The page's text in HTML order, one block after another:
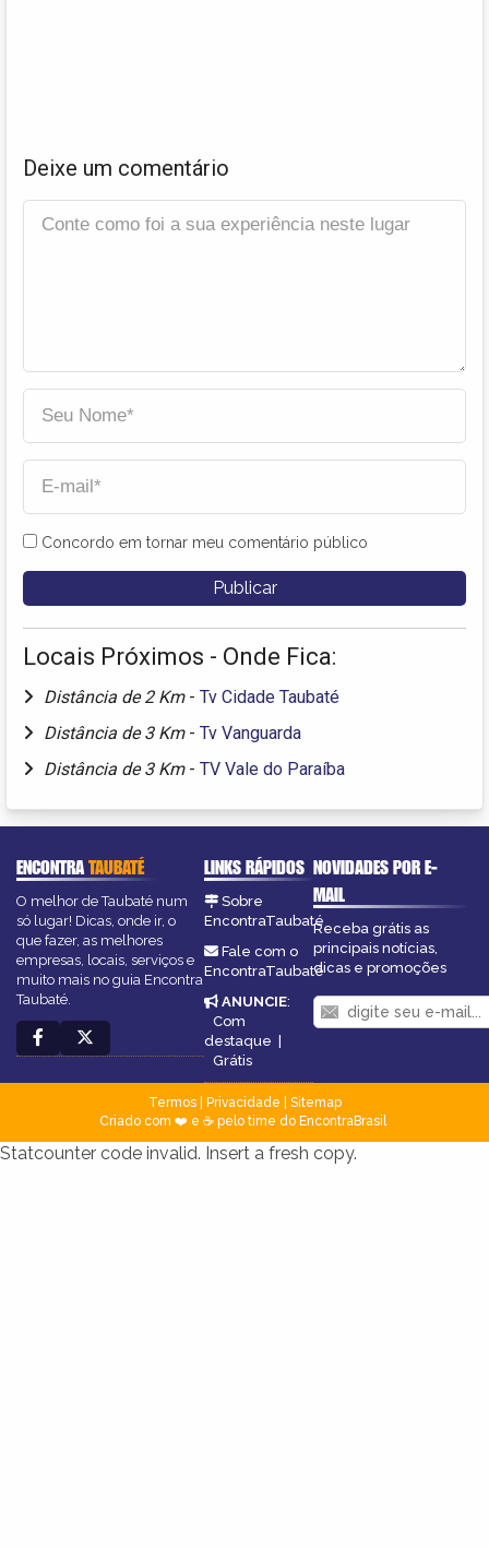
Deixe um comentário
Concordo em tornar meu comentário público
Locais Próximos - Onde Fica:
Distância de 2 Km - Tv Cidade Taubaté
Distância de 3 Km - Tv Vanguarda
Distância de 3 Km - TV Vale do Paraíba
ENCONTRATAUBATÉ
O melhor de Taubaté num
só lugar! Dicas, onde ir, o
que fazer, as melhores
empresas, locais, serviços e
muito mais no guia Encontra
Taubaté.
LINKS RÁPIDOS
Sobre
EncontraTaubaté
Fale com o
EncontraTaubaté
ANUNCIE:
Com
destaque |
Grátis
NOVIDADES POR E-
MAIL
Receba grátis as
principais notícias,
dicas e promoções
Termos| Privacidade
Sitemap
Criado com ❤️ e ☕ pelo time do EncontraBrasil
Statcounter code invalid. Insert a fresh copy.